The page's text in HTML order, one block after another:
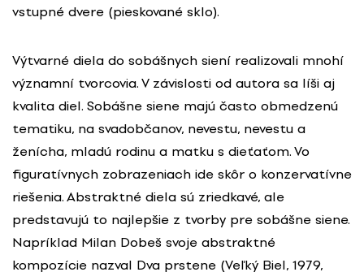
vstupné dvere (pieskované sklo).
Výtvarné diela do sobášnych siení realizovali mnohí
významní tvorcovia. V závislosti od autora sa líši aj
kvalita diel. Sobášne siene majú často obmedzenú
tematiku, na svadobčanov, nevestu, nevestu a
ženícha, mladú rodinu a matku s dieťaťom. Vo
figuratívnych zobrazeniach ide skôr o konzervatívne
riešenia. Abstraktné diela sú zriedkavé, ale
predstavujú to najlepšie z tvorby pre sobášne siene.
Napríklad Milan Dobeš svoje abstraktné
kompozície nazval Dva prstene (Veľký Biel, 1979,